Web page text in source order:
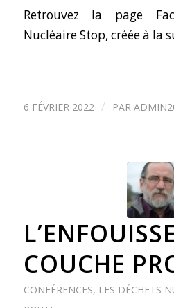
Retrouvez la page
Nucléaire Stop, créée à la
6 FÉVRIER 2022 / PAR
COUCHE
CONFÉRENCES, LES DÉCHETS